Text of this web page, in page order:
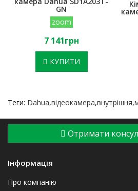
GN
zoom
7 141грн
КУПИТИ
Теги: Dahua,відеокамера,внутрішня,
Отримати
Інформація
Про компанію